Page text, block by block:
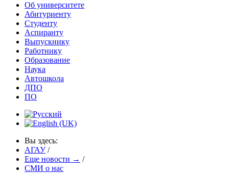
Об университете
Абитуриенту
Студенту
Аспиранту
Выпускнику
Работнику
Образование
Наука
Автошкола
ДПО
ПО
Вы здесь:
АГАУ /
Еще новости → /
СМИ о нас